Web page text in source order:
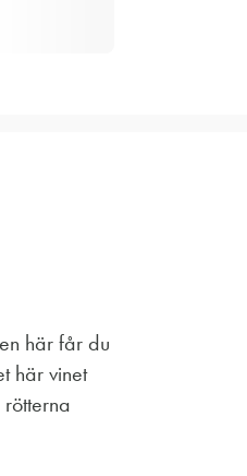
här får du
här vinet